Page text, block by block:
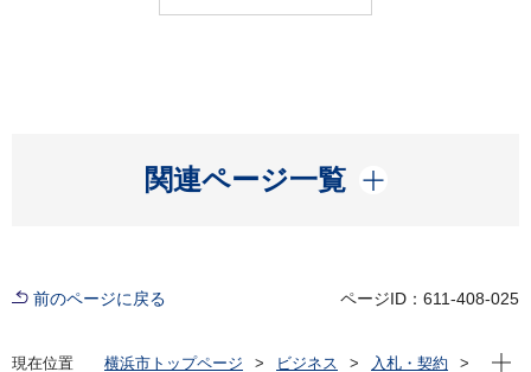
関連ページ一覧
開く
前のページに戻る ページID：611-408-025
現在位置 横浜市トップページ ビジネス
入札・契約
現在